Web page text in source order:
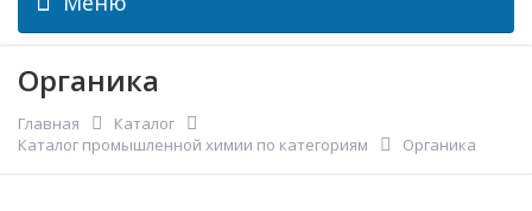
Органика
Главная
Каталог
Каталог промышленной химии по категориям
Органика